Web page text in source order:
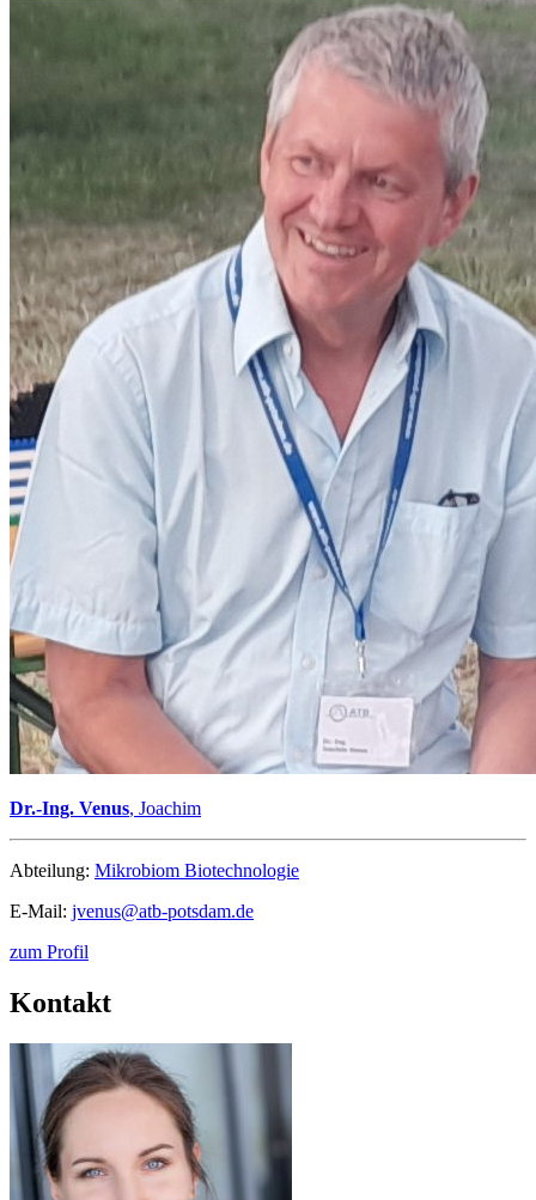
Dr.-Ing. Venus, Joachim
Abteilung: Mikrobiom Biotechnologie
E-Mail: jvenus@atb-potsdam.de
zum Profil
Kontakt